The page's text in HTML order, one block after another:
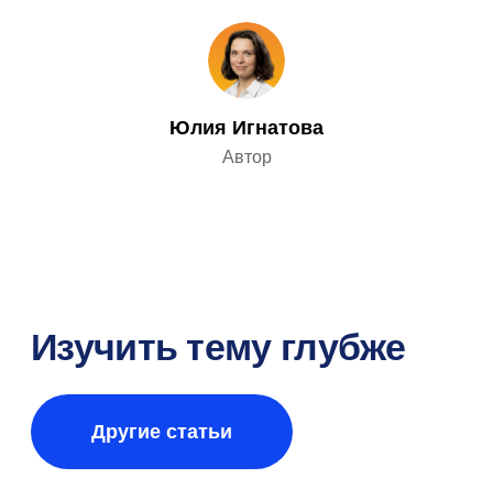
Юлия Игнатова
Автор
Попробуйте e-staff
оформив
демо-доступ